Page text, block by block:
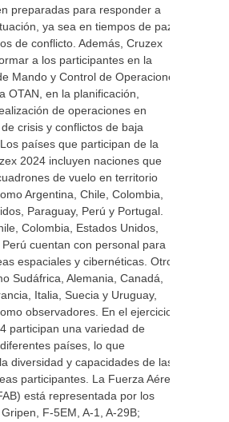
preparadas para responder a
ya sea en tiempos de paz
de conflicto. Además, Cruzex
a los participantes en la
Mando y Control de Operaciones
OTAN, en la planificación,
de operaciones en
crisis y conflictos de baja
países que participan de la
2024 incluyen naciones que
de vuelo en territorio
Argentina, Chile, Colombia,
Paraguay, Perú y Portugal.
Colombia, Estados Unidos,
cuentan con personal para
espaciales y cibernéticas. Otros
Sudáfrica, Alemania, Canadá,
Italia, Suecia y Uruguay,
observadores. En el ejercicio
participan una variedad de
países, lo que
diversidad y capacidades de las
participantes. La Fuerza Aérea
está representada por los
F-5EM, A-1, A-29B;